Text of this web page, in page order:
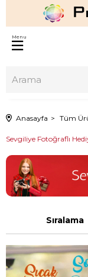
Menu
Anasayfa Tüm
Sevgiliye Fotoğraflı
Sıralama